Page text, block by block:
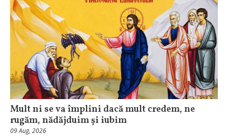
Mult ni se va împlini dacă mult credem, ne
rugăm, nădăjduim și iubim
09 Aug, 2026